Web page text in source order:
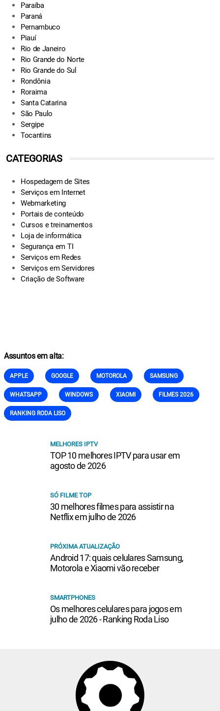
Paraíba
Paraná
Pernambuco
Piauí
Rio de Janeiro
Rio Grande do Norte
Rio Grande do Sul
Rondônia
Roraima
Santa Catarina
São Paulo
Sergipe
Tocantins
CATEGORIAS
Hospedagem de Sites
Serviços em Internet
Webmarketing
Portais de conteúdo
Cursos e treinamentos
Loja de informática
Segurança em TI
Serviços em Redes
Serviços em Servidores
Criação de Software
Assuntos em alta:
APPLE GOOGLE MOTOROLA SAMSUNG
WHATSAPP WINDOWS XIAOMI FILMES 2026
RANKING RODA LISO
MELHORES IPTV
TOP 10 melhores IPTV para usar em
agosto de 2026
SÓ FILME TOP
30 melhores filmes para assistir na
Netflix em julho de 2026
PRÓXIMA ATUALIZAÇÃO
Android 17: quais celulares Samsung,
Motorola e Xiaomi vão receber
SMARTPHONES
Os melhores celulares para jogos em
julho de 2026 - Ranking Roda Liso